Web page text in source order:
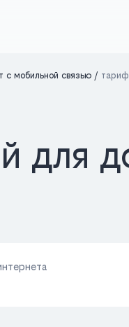
мобильной связью
для